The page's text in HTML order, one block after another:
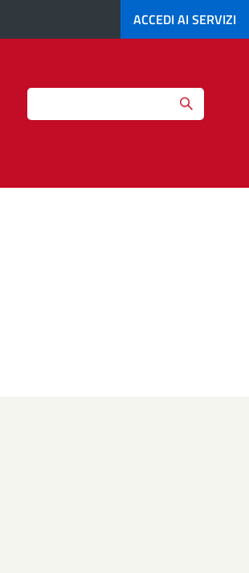
ACCEDI AI SERVIZI
Search